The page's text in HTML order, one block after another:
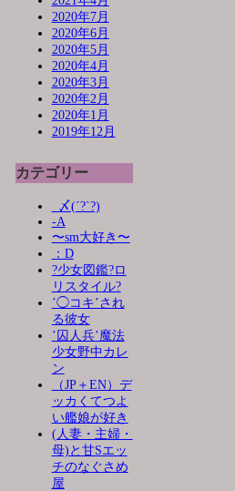
2020年7月
2020年6月
2020年5月
2020年4月
2020年3月
2020年2月
2020年1月
2019年12月
カテゴリー
_〆(´?`?)
-A
〜sm大好き〜
：D
?少女図鑑?ロ
リスタイル?
’◯コキ’され
る彼女
’囚人兵’魔法
少女野中カレ
ン
（JP＋EN）デ
ッカくてつよ
い艦娘が好き
(人妻・主婦・
母)と甘Sエッ
チのなぐさめ
屋